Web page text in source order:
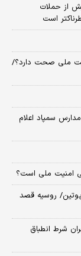
از حملات
است
ملی صحت دارد؟/
سمپاد اعلام
امنیت ملی است؟
پوتین/ روسیه قصد
شرط انطباق